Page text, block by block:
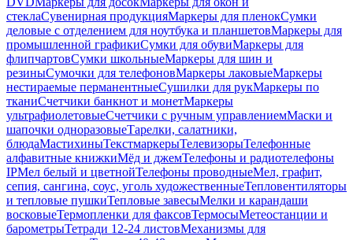
стеклаСувенирная продукцияМаркеры для пленокСумки
деловые с отделением для ноутбука и планшетовМаркеры для
промышленной графикиСумки для обувиМаркеры для
флипчартовСумки школьныеМаркеры для шин и
резиныСумочки для телефоновМаркеры лаковыеМаркеры
нестираемые перманентныеСушилки для рукМаркеры по
тканиСчетчики банкнот и монетМаркеры
ультрафиолетовыеСчетчики с ручным управлениемМаски и
шапочки одноразовыеТарелки, салатники,
блюдаМастихиныТекстмаркерыТелевизорыТелефонные
алфавитные книжкиМёд и джемТелефоны и радиотелефоны
IPМел белый и цветнойТелефоны проводныеМел, графит,
сепия, сангина, соус, уголь художественныеТепловентиляторы
и тепловые пушкиТепловые завесыМелки и карандаши
восковыеТермопленки для факсовТермосыМетеостанции и
барометрыТетради 12-24 листовМеханизмы для